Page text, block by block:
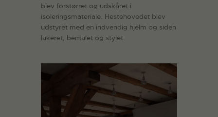
blev forstørret og udskåret i
isoleringsmateriale. Hestehovedet blev
udstyret med en indvendig hjelm og siden
lakeret, bemalet og stylet.